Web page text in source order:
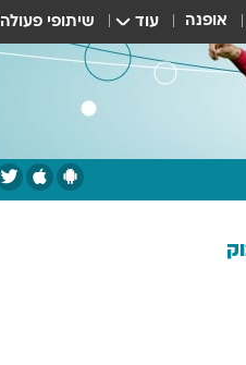
אופנה עוד שיתופי פעולה